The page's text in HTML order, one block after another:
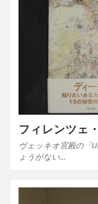
フィレンツェ
ヴェッキオ宮殿の「
ょうがない…